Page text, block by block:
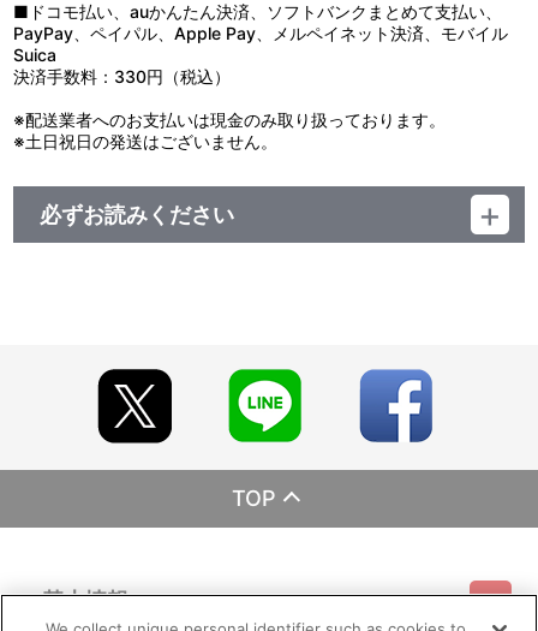
■ドコモ払い、auかんたん決済、ソフトバンクまとめて支払い、
PayPay、ペイパル、Apple Pay、メルペイネット決済、モバイル
Suica
決済手数料：330円（税込）
※配送業者へのお支払いは現金のみ取り扱っております。
※土日祝日の発送はございません。
必ずお読みください
TOP
基本情報